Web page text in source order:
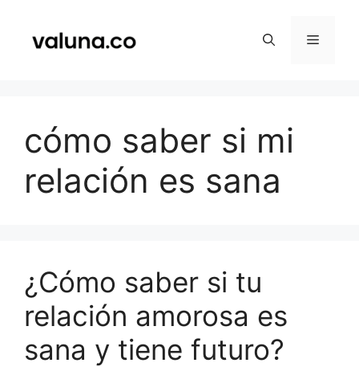
contenido
Menú
cómo saber si mi
relación es sana
¿Cómo saber si tu
relación amorosa es
sana y tiene futuro?